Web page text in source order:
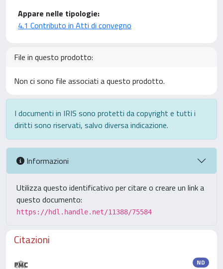
Appare nelle tipologie:
4.1 Contributo in Atti di convegno
File in questo prodotto:
Non ci sono file associati a questo prodotto.
I documenti in IRIS sono protetti da copyright e tutti i
diritti sono riservati, salvo diversa indicazione.
Informazioni
Utilizza questo identificativo per citare o creare un link a
questo documento:
https://hdl.handle.net/11388/75584
Citazioni
ND